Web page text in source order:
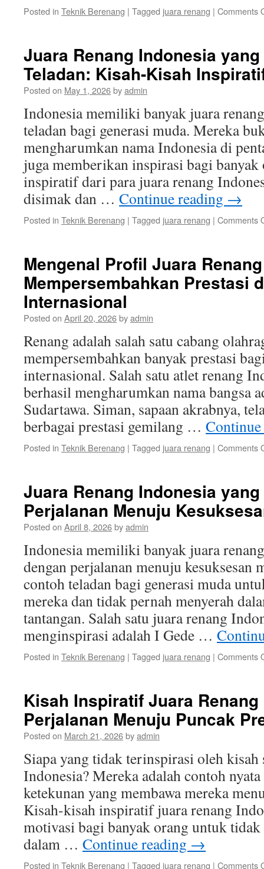
Posted in Teknik Berenang | Tagged juara renang | Comments
Juara Renang Indonesia
Teladan: Kisah-Kisah
Posted on May 1, 2026byadmin
Indonesia memiliki banyak juara
teladan bagi generasi muda. Mereka
mengharumkan nama Indonesia di
juga memberikan inspirasi bagi
inspiratif dari para juara renang
disimak dan … Continue reading →
Posted in Teknik Berenang | Tagged juara renang | Comments
Mengenal Profil Juara
Mempersembahkan Prestasi
Internasional
Posted on April 20, 2026byadmin
Renang adalah salah satu cabang
mempersembahkan banyak prestasi
internasional. Salah satu atlet renang
berhasil mengharumkan nama bangsa
Sudartawa. Siman, sapaan akrabnya,
berbagai prestasi gemilang …
Posted in Teknik Berenang | Tagged juara renang | Comments
Juara Renang Indonesia
Perjalanan Menuju
Posted on April 8, 2026byadmin
Indonesia memiliki banyak juara
dengan perjalanan menuju kesuksesan
contoh teladan bagi generasi muda
mereka dan tidak pernah menyerah
tantangan. Salah satu juara renang
menginspirasi adalah I Gede …
Posted in Teknik Berenang | Tagged juara renang | Comments
Kisah Inspiratif Juara
Perjalanan Menuju Puncak
Posted on March 21, 2026byadmin
Siapa yang tidak terinspirasi oleh kisah
Indonesia? Mereka adalah contoh
ketekunan yang membawa mereka
Kisah-kisah inspiratif juara renang
motivasi bagi banyak orang untuk tidak
dalam … Continue reading →
Posted in Teknik Berenang | Tagged juara renang | Comments